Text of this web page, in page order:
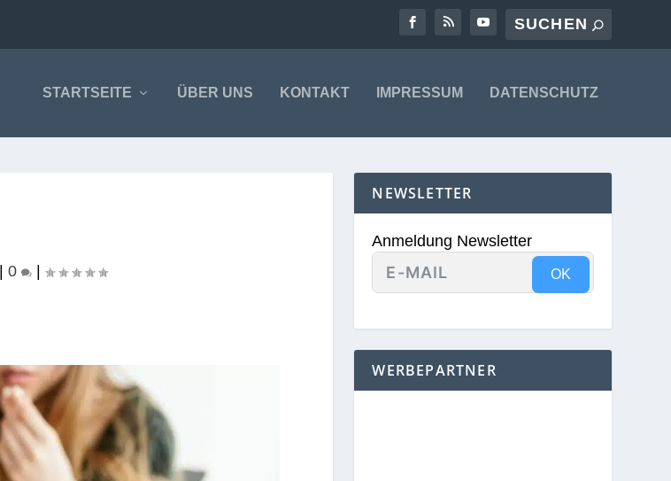
STARTSEITE ÜBER UNS KONTAKT IMPRESSUM DATENSCHUTZ
0 |
NEWSLETTER
Anmeldung Newsletter
OK
WERBEPARTNER